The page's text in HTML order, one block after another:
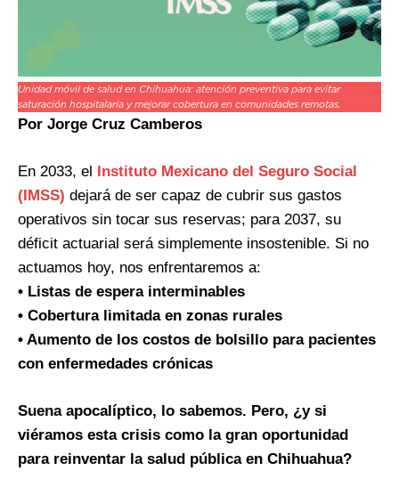
Unidad móvil de salud en Chihuahua: atención preventiva para evitar
saturación hospitalaria y mejorar cobertura en comunidades remotas.
Por Jorge Cruz Camberos
En 2033, el
Instituto Mexicano del Seguro Social
(IMSS) dejará de ser capaz de cubrir sus gastos
operativos sin tocar sus reservas; para 2037, su
déficit actuarial será simplemente insostenible. Si no
actuamos hoy, nos enfrentaremos a:
• Listas de espera interminables
• Cobertura limitada en zonas rurales
• Aumento de los costos de bolsillo para pacientes
con enfermedades crónicas
Suena apocalíptico, lo sabemos. Pero, ¿y si
viéramos esta crisis como la gran oportunidad
para reinventar la salud pública en Chihuahua?